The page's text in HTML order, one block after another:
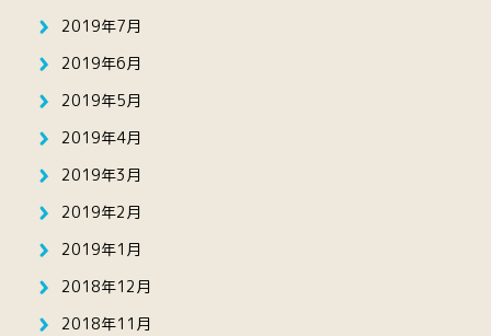
2019年7月
2019年6月
2019年5月
2019年4月
2019年3月
2019年2月
2019年1月
2018年12月
2018年11月